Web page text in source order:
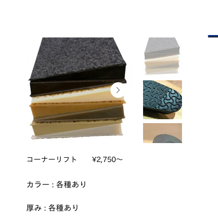
コーナーリフト ¥2,750～
カラー : 各種あり
厚み : 各種あり